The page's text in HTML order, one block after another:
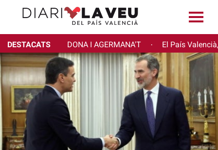
DESTACATS DONA I AGERMANA'T · El País